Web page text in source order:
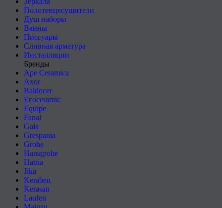
Полотенцесушители
Душ наборы
Ванны
Писсуары
Сливная арматура
Инсталляции
Бренды
Ape Ceramica
Axor
Baldocer
Ecoceramic
Equipe
Fanal
Gala
Grespania
Grohe
Hansgrohe
Hatria
Jika
Keraben
Kerasan
Laufen